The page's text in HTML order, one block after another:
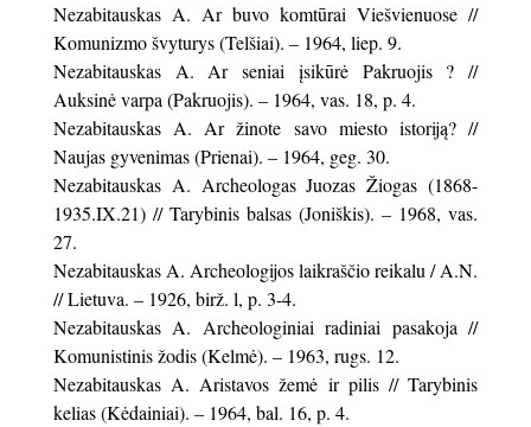
Nezabitauskas A. Ar buvo komtūrai Viešvienuose //
Komunizmo švyturys (Telšiai). – 1964, liep. 9.
Nezabitauskas A. Ar seniai įsikūrė Pakruojis ? //
Auksinė varpa (Pakruojis). – 1964, vas. 18, p. 4.
Nezabitauskas A. Ar žinote savo miesto istoriją? //
Naujas gyvenimas (Prienai). – 1964, geg. 30.
Nezabitauskas A. Archeologas Juozas Žiogas (1868-
1935.IX.21) // Tarybinis balsas (Joniškis). – 1968, vas.
27.
Nezabitauskas A. Archeologijos laikraščio reikalu / A.N.
// Lietuva. – 1926, birž. l, p. 3-4.
Nezabitauskas A. Archeologiniai radiniai pasakoja //
Komunistinis žodis (Kelmė). – 1963, rugs. 12.
Nezabitauskas A. Aristavos žemė ir pilis // Tarybinis
kelias (Kėdainiai). – 1964, bal. 16, p. 4.